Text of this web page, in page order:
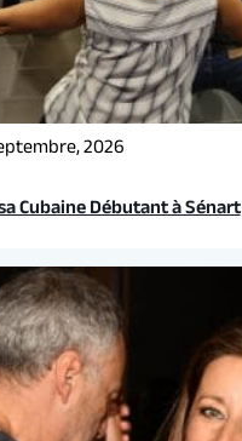
2026
Cubaine Débutant à Sénart